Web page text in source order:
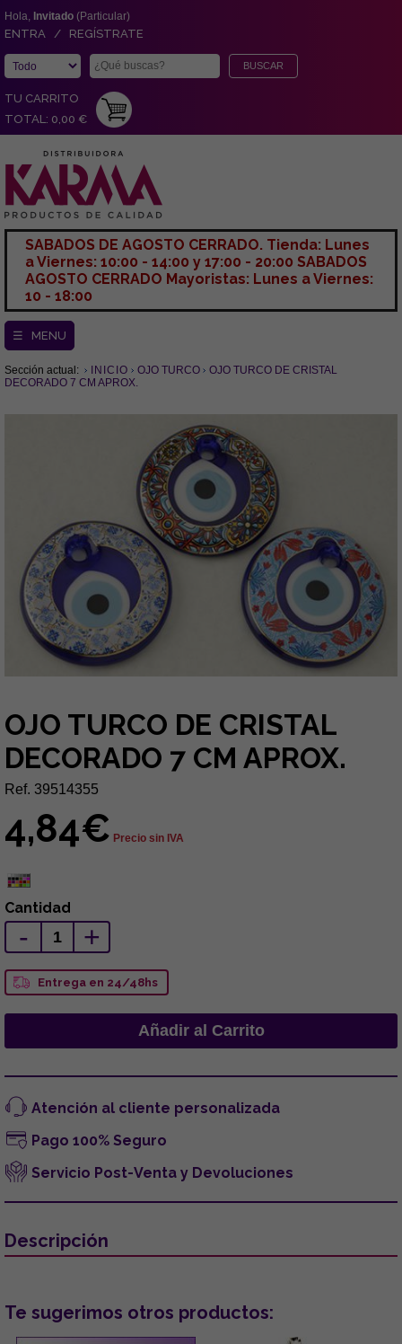
Hola, Invitado (Particular)
ENTRA / REGÍSTRATE
TU CARRITO
TOTAL: 0,00 €
SABADOS DE AGOSTO CERRADO. Tienda: Lunes
a Viernes: 10:00 - 14:00 y 17:00 - 20:00 SABADOS
AGOSTO CERRADO Mayoristas: Lunes a Viernes:
10 - 18:00
☰ MENU
Sección actual: INICIO OJO TURCO
OJO TURCO DE CRISTAL
DECORADO 7 CM APROX.
OJO TURCO DE CRISTAL
DECORADO 7 CM APROX.
Ref. 39514355
4,84€ Precio sin IVA
Cantidad
- +
Entrega en 24/48hs
Atención al cliente personalizada
Pago 100% Seguro
Servicio Post-Venta y Devoluciones
Descripción
Te sugerimos otros productos: